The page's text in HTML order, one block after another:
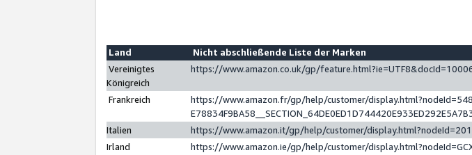
Land
Nicht abschließende Liste der Marken
Vereinigtes
Königreich
https://www.amazon.co.uk/gp/
Frankreich
https://www.amazon.fr/gp/help/customer/
Italien
https://www.amazon.it/gp/help/customer/
Irland
https://www.amazon.ie/gp/help/customer/